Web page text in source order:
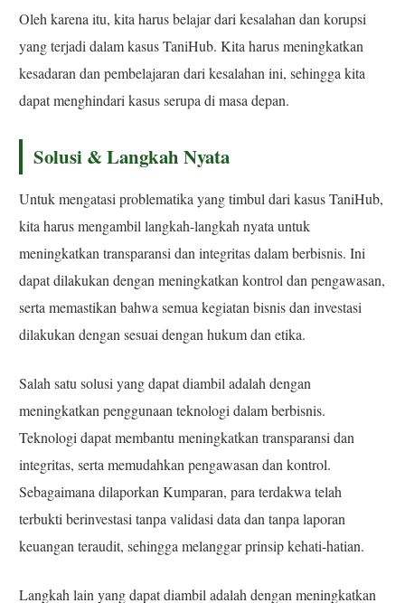
Oleh karena itu, kita harus belajar dari kesalahan dan korupsi
yang terjadi dalam kasus TaniHub. Kita harus meningkatkan
kesadaran dan pembelajaran dari kesalahan ini, sehingga kita
dapat menghindari kasus serupa di masa depan.
Solusi & Langkah Nyata
Untuk mengatasi problematika yang timbul dari kasus TaniHub,
kita harus mengambil langkah-langkah nyata untuk
meningkatkan transparansi dan integritas dalam berbisnis. Ini
dapat dilakukan dengan meningkatkan kontrol dan pengawasan,
serta memastikan bahwa semua kegiatan bisnis dan investasi
dilakukan dengan sesuai dengan hukum dan etika.
Salah satu solusi yang dapat diambil adalah dengan
meningkatkan penggunaan teknologi dalam berbisnis.
Teknologi dapat membantu meningkatkan transparansi dan
integritas, serta memudahkan pengawasan dan kontrol.
Sebagaimana dilaporkan Kumparan, para terdakwa telah
terbukti berinvestasi tanpa validasi data dan tanpa laporan
keuangan teraudit, sehingga melanggar prinsip kehati-hatian.
Langkah lain yang dapat diambil adalah dengan meningkatkan